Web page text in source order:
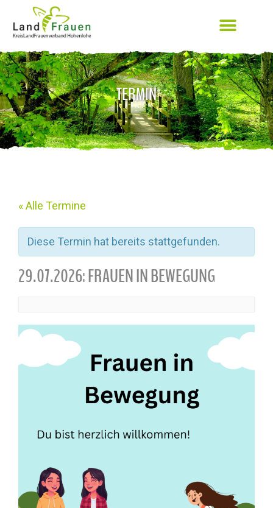
TERMIN
« Alle Termine
Diese Termin hat bereits stattgefunden.
29.07.2026: FRAUEN IN BEWEGUNG